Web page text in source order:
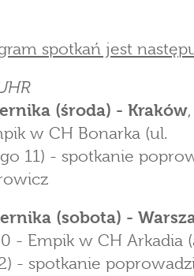
spotkań jest
(środa) - Kraków
w CH Bonarka (ul.
11) - spotkanie
(sobota) -
- Empik w CH Arkadia
- spotkanie